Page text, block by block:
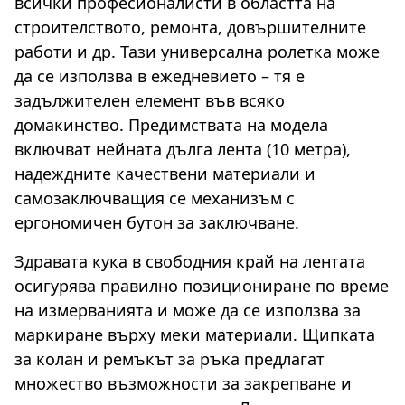
строителството, ремонта, довършителните
работи и др. Тази универсална ролетка може
да се използва в ежедневието – тя е
задължителен елемент във всяко
домакинство. Предимствата на модела
включват нейната дълга лента (10 метра),
надеждните качествени материали и
самозаключващия се механизъм с
ергономичен бутон за заключване.
Здравата кука в свободния край на лентата
осигурява правилно позициониране по време
на измерванията и може да се използва за
маркиране върху меки материали. Щипката
за колан и ремъкът за ръка предлагат
множество възможности за закрепване и